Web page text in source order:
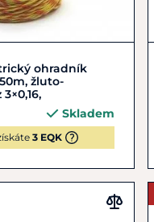
košíkuohradník
žluto-
Skladem
3 EQK